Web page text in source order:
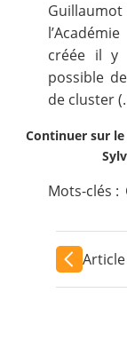
créée il y
possible
de cluster
Continuer sur
Mots-clés :